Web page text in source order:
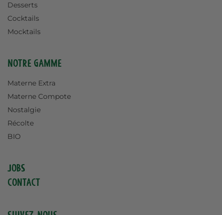
Desserts
Cocktails
Mocktails
Notre gamme
Materne Extra
Materne Compote
Nostalgie
Récolte
BIO
Jobs
Contact